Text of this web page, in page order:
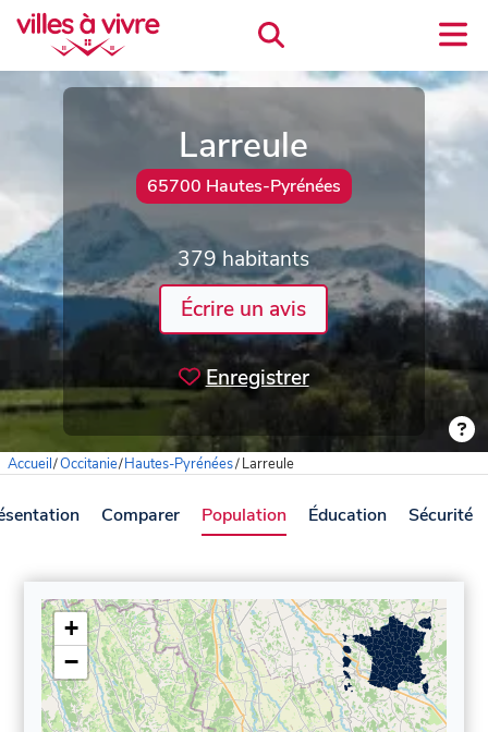
Larreule
65700 Hautes-Pyrénées
379 habitants
Écrire un avis
Enregistrer
Accueil/Occitanie/Hautes-Pyrénées/Larreule
Comparer Population Éducation Sécurité
+
−